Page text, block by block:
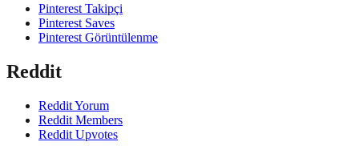
Pinterest Takipçi
Pinterest Saves
Pinterest Görüntülenme
Reddit
Reddit Yorum
Reddit Members
Reddit Upvotes